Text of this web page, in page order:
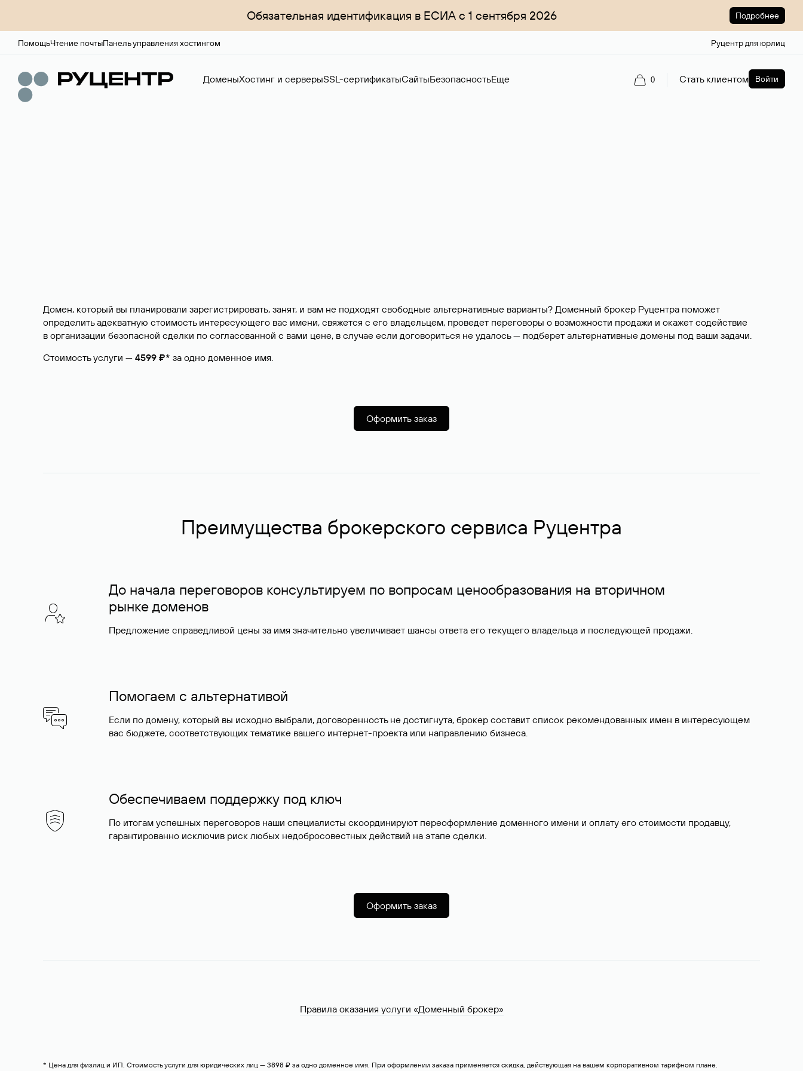
Обязательная идентификация в ЕСИА с 1 сентября 2026 Подробнее
ПомощьЧтение почтыПанель управления хостингом Руцентр для юрлиц
ДоменыХостинг и серверыSSL-сертификатыСайтыБезопасностьЕще 0 Стать клиентом Войти
Домен, который вы планировали зарегистрировать, занят, и вам не подходят свободные альтернативные варианты? Доменный брокер Руцентра поможет
определить адекватную стоимость интересующего вас имени, свяжется с его владельцем, проведет переговоры о возможности продажи и окажет содействие
в организации безопасной сделки по согласованной с вами цене, в случае если договориться не удалось — подберет альтернативные домены под ваши задачи.
Стоимость услуги — 4599 ₽* за одно доменное имя.
Оформить заказ
Преимущества брокерского сервиса Руцентра
До начала переговоров консультируем по вопросам ценообразования на вторичном
рынке доменов
Предложение справедливой цены за имя значительно увеличивает шансы ответа его текущего владельца и последующей продажи.
Помогаем с альтернативой
Если по домену, который вы исходно выбрали, договоренность не достигнута, брокер составит список рекомендованных имен в интересующем
вас бюджете, соответствующих тематике вашего интернет-проекта или направлению бизнеса.
Обеспечиваем поддержку под ключ
По итогам успешных переговоров наши специалисты скоординируют переоформление доменного имени и оплату его стоимости продавцу,
гарантированно исключив риск любых недобросовестных действий на этапе сделки.
Оформить заказ
Правила оказания услуги «Доменный брокер»
* Цена для физлиц и ИП. Стоимость услуги для юридических лиц — 3898 ₽ за одно доменное имя. При оформлении заказа применяется скидка, действующая на вашем корпоративном тарифном плане.